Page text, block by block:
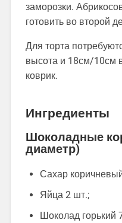
заморозки.
готовить во второй
Для торта
высота и 18см/10см
коврик.
Ингредиенты
Шоколадные
диаметр)
Сахар
Яйца 2 шт.;
Шоколад горький